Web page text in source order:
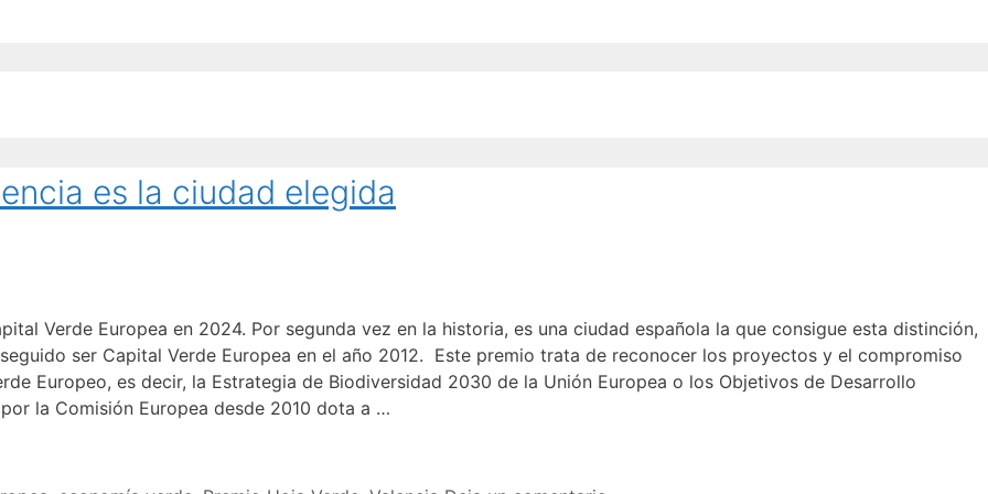
es la ciudad elegida
Verde Europea en 2024. Por segunda vez en la historia, es una ciudad española la que consigue esta distinción,
ser Capital Verde Europea en el año 2012. Este premio trata de reconocer los proyectos y el compromiso
Europeo, es decir, la Estrategia de Biodiversidad 2030 de la Unión Europea o los Objetivos de Desarrollo
la Comisión Europea desde 2010 dota a …